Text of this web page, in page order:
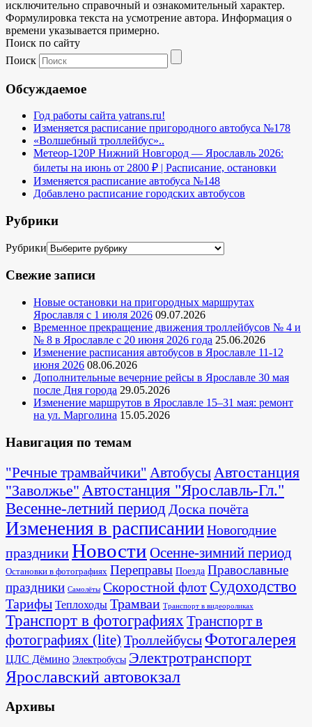
исключительно справочный и ознакомительный характер.
Формулировка текста на усмотрение автора. Информация о
времени указывается примерно.
Поиск по сайту
Поиск
Обсуждаемое
Год работы сайта yatrans.ru!
Изменяется расписание пригородного автобуса №178
«Волшебный троллейбус»..
Метеор-120Р Нижний Новгород — Ярославль 2026:
билеты на июнь от 2800 ₽ | Расписание, остановки
Изменяется расписание автобуса №148
Добавлено расписание городских автобусов
Рубрики
Рубрики
Свежие записи
Новые остановки на пригородных маршрутах
Ярославля с 1 июля 2026 09.07.2026
Временное прекращение движения троллейбусов № 4 и
№ 8 в Ярославле с 20 июня 2026 года 25.06.2026
Изменение расписания автобусов в Ярославле 11-12
июня 2026 08.06.2026
Дополнительные вечерние рейсы в Ярославле 30 мая
после Дня города 29.05.2026
Изменение маршрутов в Ярославле 15–31 мая: ремонт
на ул. Марголина 15.05.2026
Навигация по темам
"Речные трамвайчики" Автобусы Автостанция
"Заволжье" Автостанция "Ярославль-Гл."
Весенне-летний период Доска почёта
Изменения в расписанииНовогодние
праздникиНовости Осенне-зимний период
Остановки в фотографиях Переправы Поезда Православные
праздники Самолёты Скоростной флот Судоходство
Тарифы Теплоходы Трамваи Транспорт в видеороликах
Транспорт в фотографиях Транспорт в
фотографиях (lite) Троллейбусы Фотогалерея
ЦЛС Дёмино Электробусы Электротранспорт
Ярославский автовокзал
Архивы